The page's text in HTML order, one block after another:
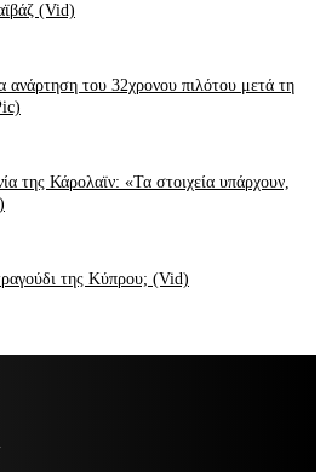
(Vid)
ανάρτηση του 32χρονου πιλότου μετά τη
της Κάρολαϊν: «Τα στοιχεία υπάρχουν,
της Κύπρου; (Vid)